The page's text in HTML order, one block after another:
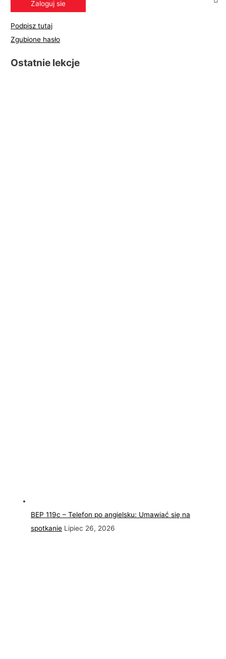
Podpisz tutaj
Zgubione hasło
Ostatnie lekcje
BEP 119c – Telefon po angielsku: Umawiać się na
spotkanie Lipiec 26, 2026